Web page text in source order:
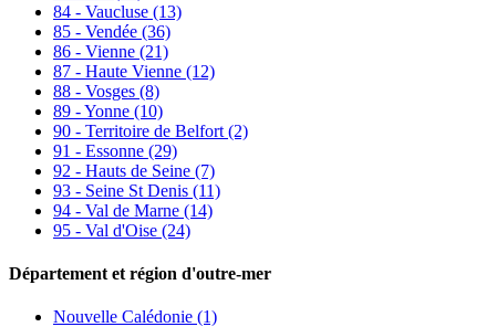
84 - Vaucluse (13)
85 - Vendée (36)
86 - Vienne (21)
87 - Haute Vienne (12)
88 - Vosges (8)
89 - Yonne (10)
90 - Territoire de Belfort (2)
91 - Essonne (29)
92 - Hauts de Seine (7)
93 - Seine St Denis (11)
94 - Val de Marne (14)
95 - Val d'Oise (24)
Département et région d'outre-mer
Nouvelle Calédonie (1)